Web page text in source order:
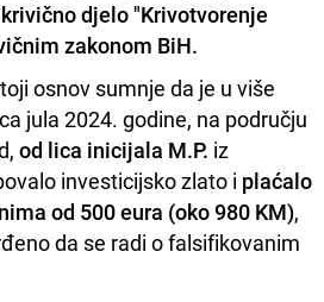
djelo "Krivotvorenje
zakonom BiH.
osnov sumnje da je u više
jula 2024. godine, na području
od lica inicijala M.P. iz
investicijsko zlato i plaćalo
od 500 eura (oko 980 KM),
da se radi o falsifikovanim